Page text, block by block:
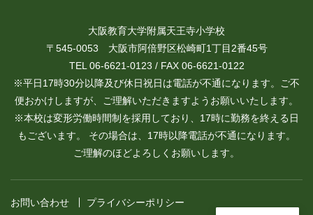
大阪教育大学附属天王寺小学校
〒545-0053 大阪市阿倍野区松崎町1丁目2番45号
TEL 06-6621-0123 / FAX 06-6621-0122
※平日17時30分以降及び休日祝日は電話が不通になります。ご不
便おかけしますが、ご理解いただきますようお願いいたします。
※本校は変形労働時間制を採用しており、17時に勤務を終える日
もございます。 その場合は、17時以降電話が不通になります。
ご理解のほどよろしくお願いします。
お問い合わせ プライバシーポリシー